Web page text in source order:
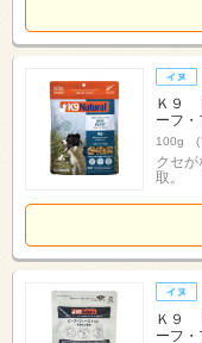
Ｋ９
ーフ・
100g (
クセ
取。
Ｋ９
ーフ・